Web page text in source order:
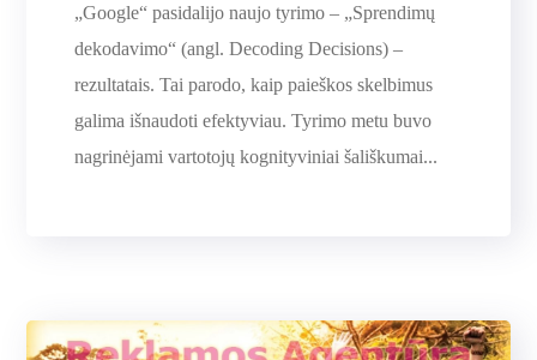
„Google“ pasidalijo naujo tyrimo – „Sprendimų
dekodavimo“ (angl. Decoding Decisions) –
rezultatais. Tai parodo, kaip paieškos skelbimus
galima išnaudoti efektyviau. Tyrimo metu buvo
nagrinėjami vartotojų kognityviniai šališkumai...